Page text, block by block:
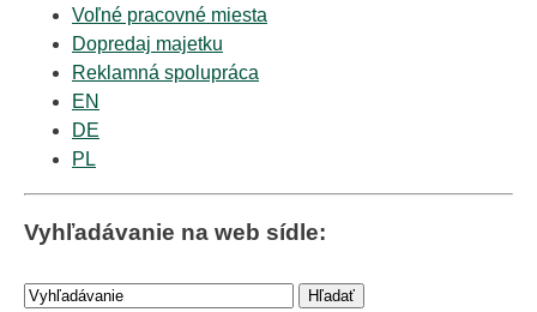
Voľné pracovné miesta
Dopredaj majetku
Reklamná spolupráca
EN
DE
PL
Vyhľadávanie na web sídle: